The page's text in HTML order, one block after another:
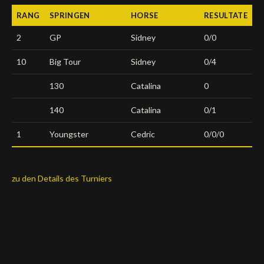
Deutsch
RANG SPRINGEN HORSE RESULTATE
2 GP Sidney 0/0
10 Big Tour Sidney 0/4
130 Catalina 0
140 Catalina 0/1
1 Youngster Cedric 0/0/0
zu den Details des Turniers